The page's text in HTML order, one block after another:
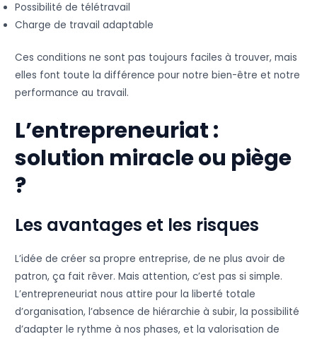
Possibilité de télétravail
Charge de travail adaptable
Ces conditions ne sont pas toujours faciles à trouver, mais
elles font toute la différence pour notre bien-être et notre
performance au travail.
L’entrepreneuriat :
solution miracle ou piège
?
Les avantages et les risques
L’idée de créer sa propre entreprise, de ne plus avoir de
patron, ça fait rêver. Mais attention, c’est pas si simple.
L’entrepreneuriat nous attire pour la liberté totale
d’organisation, l’absence de hiérarchie à subir, la possibilité
d’adapter le rythme à nos phases, et la valorisation de